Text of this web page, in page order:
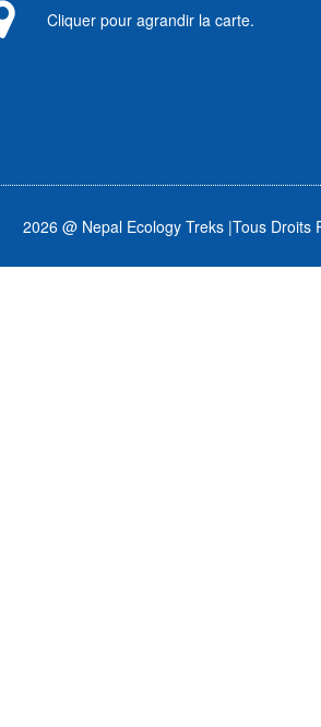
Cliquer pour agrandir la carte.
2026 @ Nepal Ecology Treks |Tous Droits